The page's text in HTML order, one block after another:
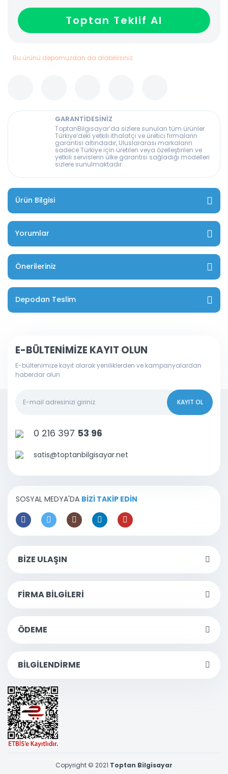
Toptan Teklif Al
Bu ürünü depomuzdan da alabilirsiniz
GARANTİDESİNİZ
ToptanBilgisayar’da sizlere sunulan tüm ürünler
Türkiye’deki yetkili ithalatçı ve üretici firmaların
garantisi altındadır, Uluslararası markaların
sadece Türkiye için üretilen veya özelleştirilen ve
yetkili servislerin ülke garantisi sağladığı modelleri
sizlere sunulmaktadır.
Ürün Bilgisi
Yorumlar
Önerileriniz
Depodan Teslim
E-BÜLTENİMİZE KAYIT OLUN
E-bültenimize kayıt olarak yeniliklerden ve kampanyalardan
haberdar olun
KAYIT OL
0 216 397 53 96
satis@toptanbilgisayar.net
SOSYAL MEDYA'DA BİZİ TAKİP EDİN
BİZE ULAŞIN
FİRMA BİLGİLERİ
ÖDEME
BİLGİLENDİRME
Copyright © 2021 Toptan Bilgisayar